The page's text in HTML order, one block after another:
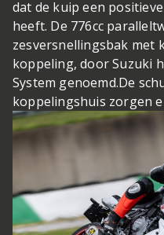
dat de kuip een
heeft. De 776cc
zesversnellingsbak met
koppeling, door Suzuki
System genoemd.De
koppelingshuis zorgen